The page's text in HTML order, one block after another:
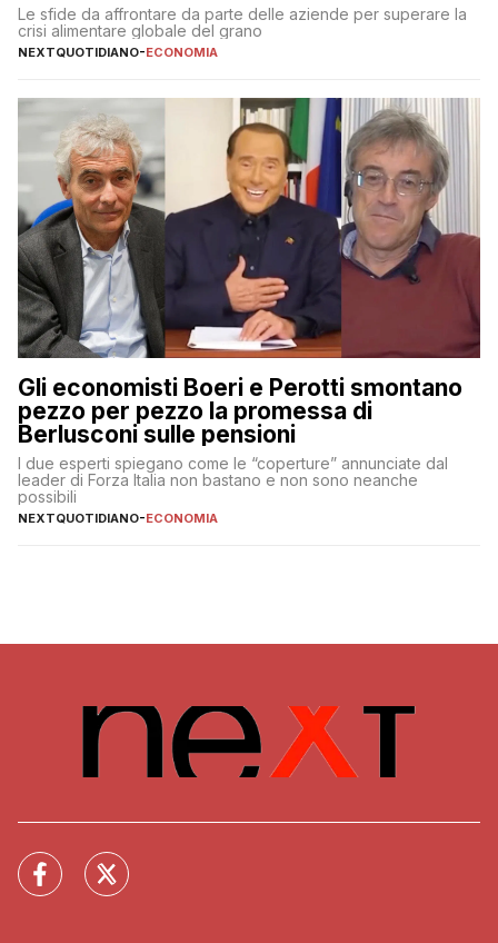
Le sfide da affrontare da parte delle aziende per superare la
crisi alimentare globale del grano
NEXTQUOTIDIANO-ECONOMIA
Gli economisti Boeri e Perotti smontano
pezzo per pezzo la promessa di
Berlusconi sulle pensioni
I due esperti spiegano come le “coperture” annunciate dal
leader di Forza Italia non bastano e non sono neanche
possibili
NEXTQUOTIDIANO-ECONOMIA